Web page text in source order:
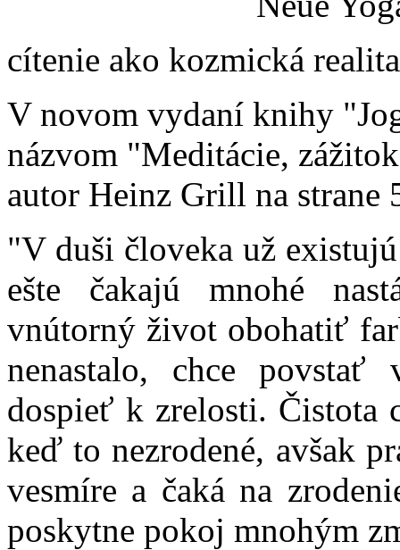
cítenie ako kozmická
V novom vydaní knihy
názvom "Meditácie,
autor Heinz Grill na strane
"V duši človeka už
ešte čakajú mnohé
vnútorný život obohatiť
nenastalo, chce
dospieť k zrelosti. Čistota
keď to nezrodené, avšak
vesmíre a čaká na
poskytne pokoj mnohým